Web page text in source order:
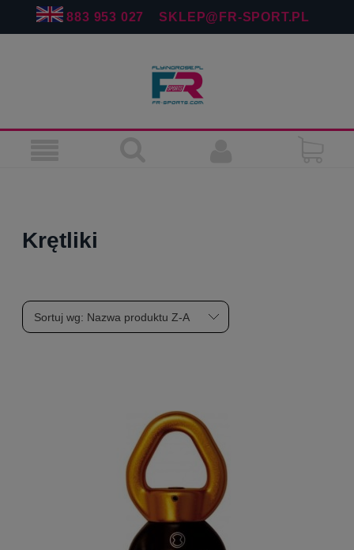
883 953 027 SKLEP@FR-SPORT.PL
Krętliki
Sortuj wg: Nazwa produktu Z-A